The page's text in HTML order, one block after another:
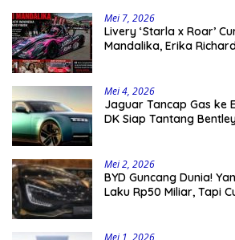
Mei 7, 2026
Livery ‘Starla x Roar’
Mandalika, Erika
Mei 4, 2026
Jaguar Tancap Gas ke
DK Siap Tantang
Mei 2, 2026
BYD Guncang Dunia!
Laku Rp50 Miliar, Tapi